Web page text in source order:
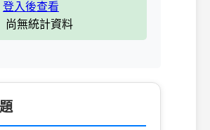
登入後查看
尚無統計資料